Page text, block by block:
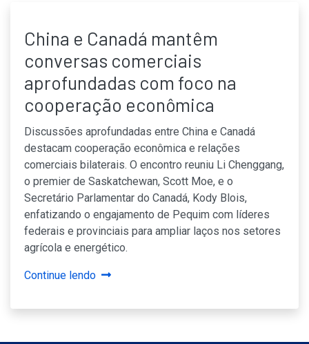
China e Canadá mantêm
conversas comerciais
aprofundadas com foco na
cooperação econômica
Discussões aprofundadas entre China e Canadá
destacam cooperação econômica e relações
comerciais bilaterais. O encontro reuniu Li Chenggang,
o premier de Saskatchewan, Scott Moe, e o
Secretário Parlamentar do Canadá, Kody Blois,
enfatizando o engajamento de Pequim com líderes
federais e provinciais para ampliar laços nos setores
agrícola e energético.
Continue lendo